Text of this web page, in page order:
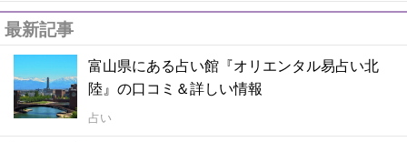
最新記事
富山県にある占い館『オリエンタル易占い北
陸』の口コミ＆詳しい情報
占い